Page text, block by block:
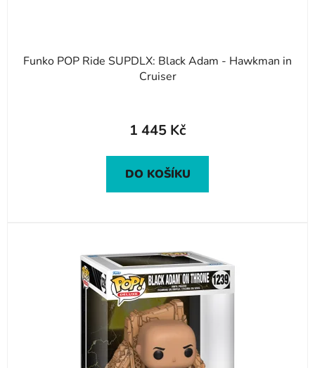
Funko POP Ride SUPDLX: Black Adam - Hawkman in
Cruiser
1 445 Kč
DO KOŠÍKU